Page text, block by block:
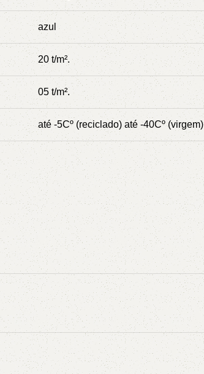
azul
20 t/m².
05 t/m².
até -5Cº (reciclado) até -40Cº (virgem)